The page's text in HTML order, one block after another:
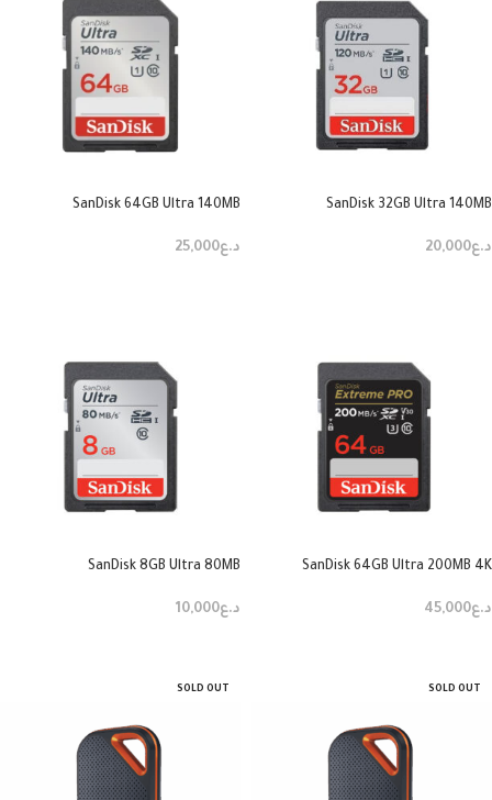
SanDisk 32GB Ultra 140MB
د.ع20,000
SanDisk 64GB Ultra 140MB
د.ع25,000
SanDisk 64GB Ultra 200MB 4K
د.ع45,000
SanDisk 8GB Ultra 80MB
د.ع10,000
SOLD OUT
SOLD OUT